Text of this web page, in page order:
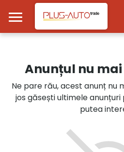
Mergi direct la conținutul principal
Autoturisme
Motociclete
Autoutilitare
Anunțul nu
Ne pare rău, acest anunț nu
jos găsești ultimele
putea